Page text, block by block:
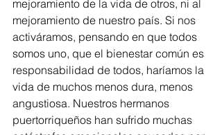
mejoramiento de la vida de otros, ni al
mejoramiento de nuestro país. Si nos
activáramos, pensando en que todos
somos uno, que el bienestar común es
responsabilidad de todos, haríamos la
vida de muchos menos dura, menos
angustiosa. Nuestros hermanos
puertorriqueños han sufrido muchas